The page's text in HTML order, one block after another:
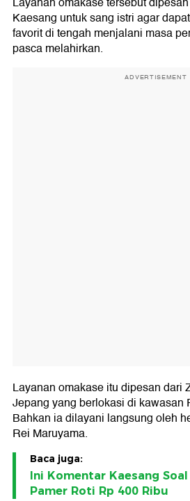
Kaesang untuk sang istri agar
favorit di tengah menjalani masa
pasca melahirkan.
ADVERTISEMENT
Layanan omakase itu dipesan dari
Jepang yang berlokasi di kawasan
Bahkan ia dilayani langsung oleh
Rei Maruyama.
Baca juga:
Ini Komentar Kaesang
Pamer Roti Rp 400 Ribu